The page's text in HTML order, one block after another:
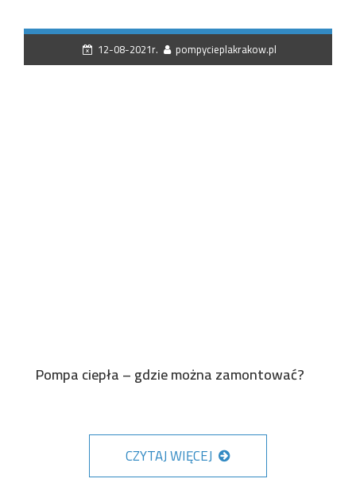
12-08-2021r. pompycieplakrakow.pl
Pompa ciepła – gdzie można zamontować?
CZYTAJ WIĘCEJ